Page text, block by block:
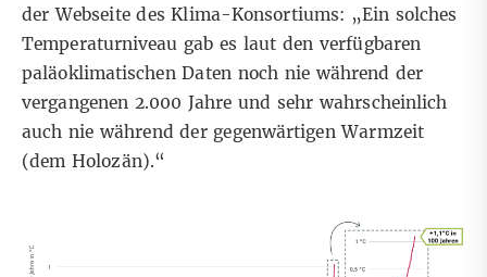
derWebseitedes Klima-Konsortiums: „Ein solches
Temperaturniveau gab es laut den verfügbaren
paläoklimatischen Daten noch nie während der
vergangenen 2.000 Jahre und sehr wahrscheinlich
auch nie während der gegenwärtigen Warmzeit
(demHolozän).“